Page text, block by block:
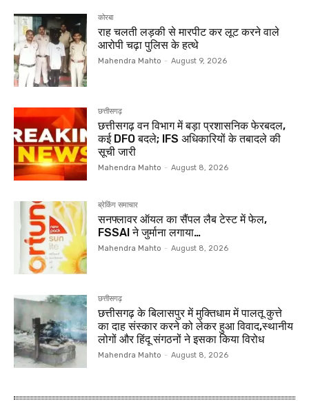
कोरबा
राह चलती लड़की से मारपीट कर लूट करने वाले
आरोपी चढ़ा पुलिस के हत्थे
Mahendra Mahto - August 9, 2026
छत्तीसगढ़
छत्तीसगढ़ वन विभाग में बड़ा प्रशासनिक फेरबदल,
कई DFO बदले; IFS अधिकारियों के तबादले की
सूची जारी
Mahendra Mahto - August 8, 2026
ब्रेकिंग समाचार
सनफ्लावर ऑयल का सैंपल लैब टेस्ट में फेल,
FSSAI ने जुर्माना लगाया…
Mahendra Mahto - August 8, 2026
छत्तीसगढ़
छत्तीसगढ़ के बिलासपुर में मुक्तिधाम में पालतू कुत्ते
का दाह संस्कार करने को लेकर हुआ विवाद,स्थानीय
लोगों और हिंदू संगठनों ने इसका किया विरोध
Mahendra Mahto - August 8, 2026